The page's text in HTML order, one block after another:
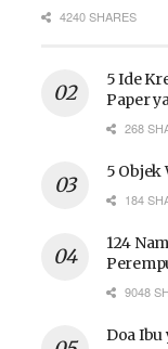
4240 SHARES
5 Ide
Paper
268
5 Objek
184
124
9048
Doa